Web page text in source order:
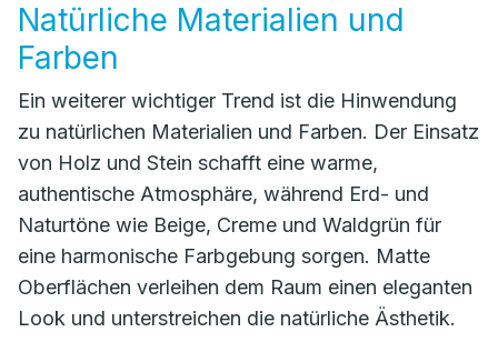
Natürliche Materialien und
Farben
Ein weiterer wichtiger Trend ist die Hinwendung
zu natürlichen Materialien und Farben. Der Einsatz
von Holz und Stein schafft eine warme,
authentische Atmosphäre, während Erd- und
Naturtöne wie Beige, Creme und Waldgrün für
eine harmonische Farbgebung sorgen. Matte
Oberflächen verleihen dem Raum einen eleganten
Look und unterstreichen die natürliche Ästhetik.